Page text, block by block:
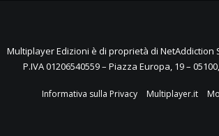
Multiplayer Edizioni è di proprietà di NetAddiction
P.IVA 01206540559 – Piazza Europa, 19 –
Informativa sulla Privacy Multiplayer.it